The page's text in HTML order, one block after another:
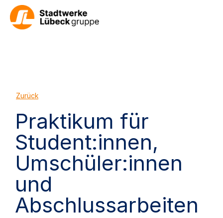
Zurück
Praktikum für
Student:innen,
Umschüler:innen
und
Abschlussarbeiten